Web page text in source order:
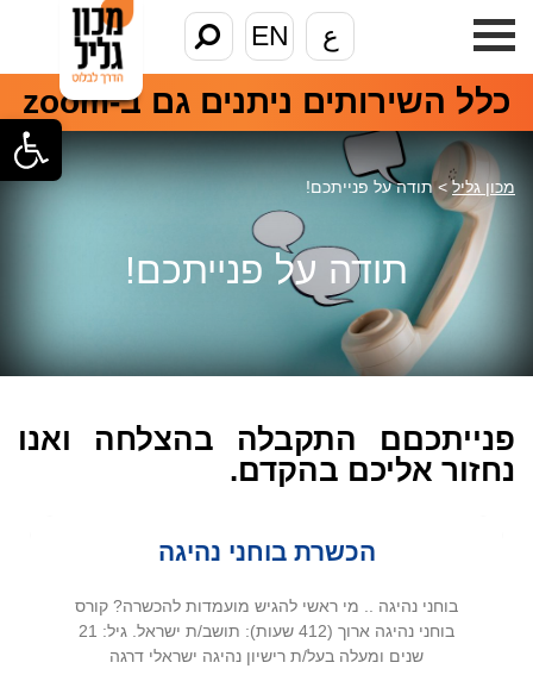
פתח
ع EN
כלל השירותים ניתנים גם ב-zoom
מכון גליל>תודה על פנייתכם!
תודה על פנייתכם!
פנייתכםם התקבלה בהצלחה ואנו
נחזור אליכם בהקדם.
הכשרת בוחני נהיגה
בוחני נהיגה .. מי ראשי להגיש מועמדות להכשרה? קורס
בוחני נהיגה ארוך (412 שעות): תושב/ת ישראל. גיל: 21
שנים ומעלה בעל/ת רישיון נהיגה ישראלי דרגה